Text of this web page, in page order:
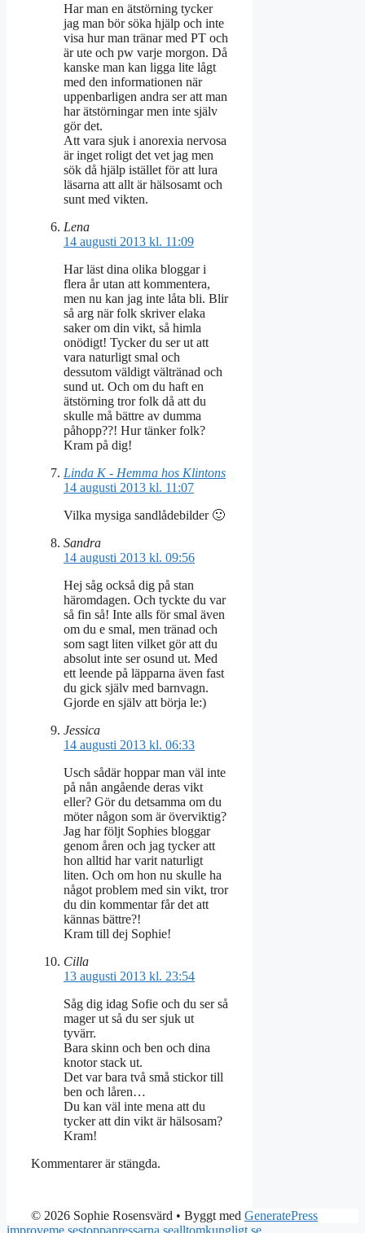
Har man en ätstörning tycker
jag man bör söka hjälp och inte
visa hur man tränar med PT och
är ute och pw varje morgon. Då
kanske man kan ligga lite lågt
med den informationen när
uppenbarligen andra ser att man
har ätstörningar men inte själv
gör det.
Att vara sjuk i anorexia nervosa
är inget roligt det vet jag men
sök då hjälp istället för att lura
läsarna att allt är hälsosamt och
sunt med vikten.
Lena
14 augusti 2013 kl. 11:09
Har läst dina olika bloggar i
flera år utan att kommentera,
men nu kan jag inte låta bli. Blir
så arg när folk skriver elaka
saker om din vikt, så himla
onödigt! Tycker du ser ut att
vara naturligt smal och
dessutom väldigt vältränad och
sund ut. Och om du haft en
ätstörning tror folk då att du
skulle må bättre av dumma
påhopp??! Hur tänker folk?
Kram på dig!
Linda K - Hemma hos Klintons
14 augusti 2013 kl. 11:07
Vilka mysiga sandlådebilder 🙂
Sandra
14 augusti 2013 kl. 09:56
Hej såg också dig på stan
häromdagen. Och tyckte du var
så fin så! Inte alls för smal även
om du e smal, men tränad och
som sagt liten vilket gör att du
absolut inte ser osund ut. Med
ett leende på läpparna även fast
du gick själv med barnvagn.
Gjorde en själv att börja le:)
Jessica
14 augusti 2013 kl. 06:33
Usch sådär hoppar man väl inte
på nån angående deras vikt
eller? Gör du detsamma om du
möter någon som är överviktig?
Jag har följt Sophies bloggar
genom åren och jag tycker att
hon alltid har varit naturligt
liten. Och om hon nu skulle ha
något problem med sin vikt, tror
du din kommentar får det att
kännas bättre?!
Kram till dej Sophie!
Cilla
13 augusti 2013 kl. 23:54
Såg dig idag Sofie och du ser så
mager ut så du ser sjuk ut
tyvärr.
Bara skinn och ben och dina
knotor stack ut.
Det var bara två små stickor till
ben och låren…
Du kan väl inte mena att du
tycker att din vikt är hälsosam?
Kram!
Kommentarer är stängda.
© 2026 Sophie Rosensvärd • Byggt med GeneratePress
improveme.sestoppapressarna.sealltomkungligt.se